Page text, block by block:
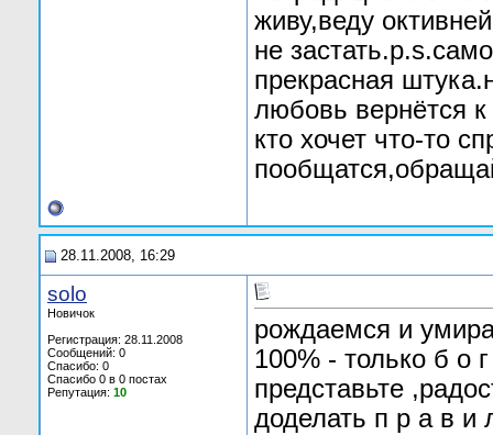
живу,веду
не
прекрасная
любовь вернётся
кто хочет что-то
28.11.2008, 16:29
solo
Новичок
Регистрация: 28.11.2008
Сообщений: 0
Спасибо: 0
Спасибо 0 в 0 постах
Репутация: 10
рождаемся и
100% - только б о
представьте
доделать п р а в и